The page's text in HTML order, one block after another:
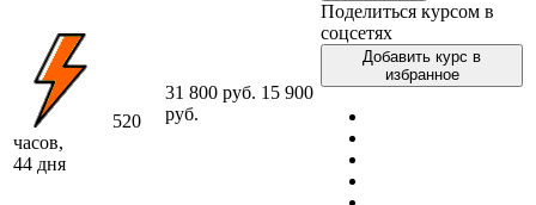
520
часов,
44 дня
31 800 руб. 15 900
руб.
Поделиться курсом в
соцсетях
Добавить курс в
избранное